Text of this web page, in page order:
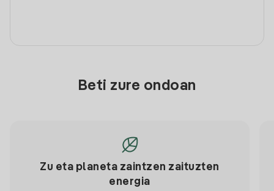
Beti zure ondoan
Zu eta planeta zaintzen zaituzten
energia